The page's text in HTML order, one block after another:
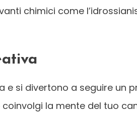
chimici come
e si divertono a seguire un
la mente del tuo